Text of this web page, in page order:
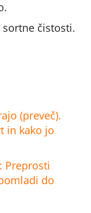
čistosti.
(preveč).
in kako jo
Preprosti
do